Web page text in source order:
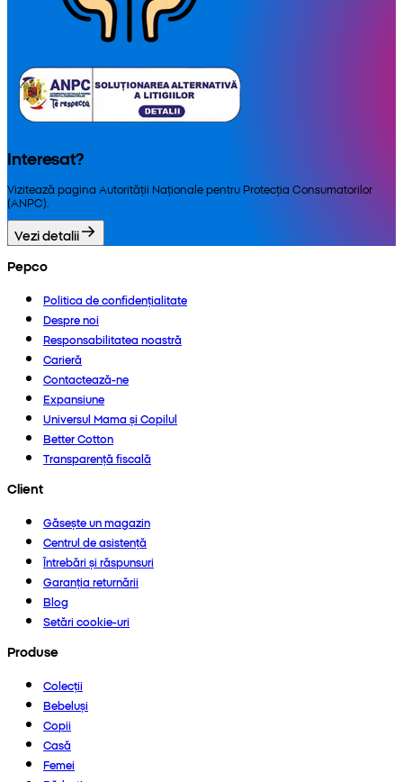
Interesat?
Vizitează pagina Autorității Naționale pentru Protecția Consumatorilor
(ANPC).
Vezi detalii
Pepco
Politica de confidențialitate
Despre noi
Responsabilitatea noastră
Carieră
Contactează-ne
Expansiune
Universul Mama și Copilul
Better Cotton
Transparență fiscală
Client
Găsește un magazin
Centrul de asistență
Întrebări și răspunsuri
Garanția returnării
Blog
Setări cookie-uri
Produse
Colecții
Bebeluși
Copii
Casă
Femei